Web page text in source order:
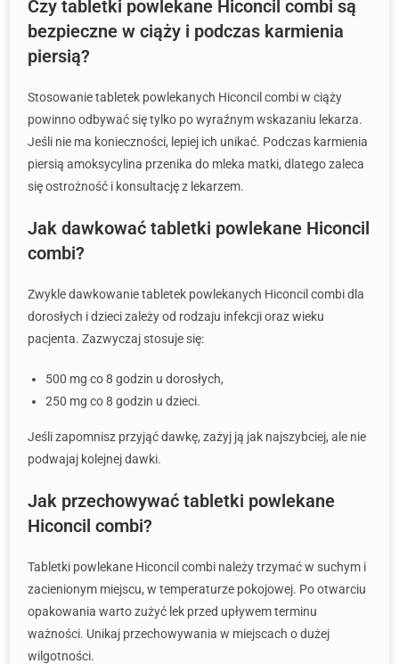
Czy tabletki powlekane Hiconcil combi są
bezpieczne w ciąży i podczas karmienia
piersią?
Stosowanie tabletek powlekanych Hiconcil combi w ciąży
powinno odbywać się tylko po wyraźnym wskazaniu lekarza.
Jeśli nie ma konieczności, lepiej ich unikać. Podczas karmienia
piersią amoksycylina przenika do mleka matki, dlatego zaleca
się ostrożność i konsultację z lekarzem.
Jak dawkować tabletki powlekane Hiconcil
combi?
Zwykle dawkowanie tabletek powlekanych Hiconcil combi dla
dorosłych i dzieci zależy od rodzaju infekcji oraz wieku
pacjenta. Zazwyczaj stosuje się:
500 mg co 8 godzin u dorosłych,
250 mg co 8 godzin u dzieci.
Jeśli zapomnisz przyjąć dawkę, zażyj ją jak najszybciej, ale nie
podwajaj kolejnej dawki.
Jak przechowywać tabletki powlekane
Hiconcil combi?
Tabletki powlekane Hiconcil combi należy trzymać w suchym i
zacienionym miejscu, w temperaturze pokojowej. Po otwarciu
opakowania warto zużyć lek przed upływem terminu
ważności. Unikaj przechowywania w miejscach o dużej
wilgotności.